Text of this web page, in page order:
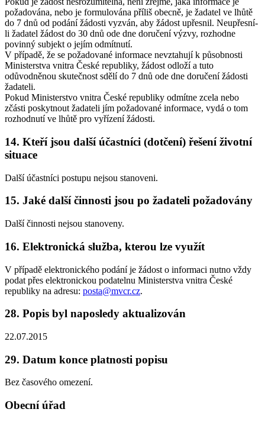
požadována, nebo je formulována příliš obecně, je žadatel ve lhůtě
do 7 dnů od podání žádosti vyzván, aby žádost upřesnil. Neupřesní-
li žadatel žádost do 30 dnů ode dne doručení výzvy, rozhodne
povinný subjekt o jejím odmítnutí.
V případě, že se požadované informace nevztahují k působnosti
Ministerstva vnitra České republiky, žádost odloží a tuto
odůvodněnou skutečnost sdělí do 7 dnů ode dne doručení žádosti
žadateli.
Pokud Ministerstvo vnitra České republiky odmítne zcela nebo
zčásti poskytnout žadateli jím požadované informace, vydá o tom
rozhodnutí ve lhůtě pro vyřízení žádosti.
14. Kteří jsou další účastníci (dotčení) řešení životní
situace
Další účastníci postupu nejsou stanoveni.
15. Jaké další činnosti jsou po žadateli požadovány
Další činnosti nejsou stanoveny.
16. Elektronická služba, kterou lze využít
V případě elektronického podání je žádost o informaci nutno vždy
podat přes elektronickou podatelnu Ministerstva vnitra České
republiky na adresu: posta@mvcr.cz.
28. Popis byl naposledy aktualizován
22.07.2015
29. Datum konce platnosti popisu
Bez časového omezení.
Obecní úřad